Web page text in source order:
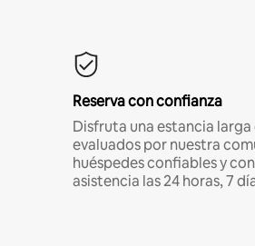
Reserva con confianza
Disfruta una estancia larga
evaluados por nuestra
huéspedes confiables y
asistencia las 24 horas, 7